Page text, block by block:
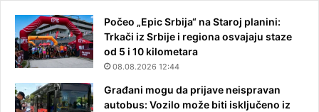
Počeo „Epic Srbija“ na Staroj planini:
Trkači iz Srbije i regiona osvajaju staze
od 5 i 10 kilometara
08.08.2026 12:44
Građani mogu da prijave neispravan
autobus: Vozilo može biti isključeno iz